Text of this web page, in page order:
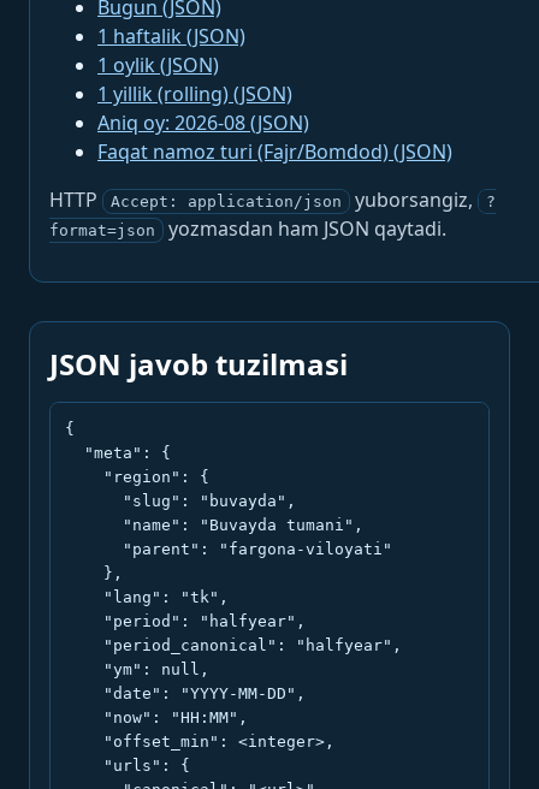
Bugun (JSON)
1 haftalik (JSON)
1 oylik (JSON)
1 yillik (rolling) (JSON)
Aniq oy: 2026-08 (JSON)
Faqat namoz turi (Fajr/Bomdod) (JSON)
HTTP
Accept: application/json yuborsangiz,
?
format=json
yozmasdan ham JSON qaytadi.
JSON javob tuzilmasi
{
  "meta": {
    "region": {
      "slug": "buvayda",
      "name": "Buvayda tumani",
      "parent": "fargona-viloyati"
    },
    "lang": "tk",
    "period": "halfyear",
    "period_canonical": "halfyear",
    "ym": null,
    "date": "YYYY-MM-DD",
    "now": "HH:MM",
    "offset_min": <integer>,
    "urls": {